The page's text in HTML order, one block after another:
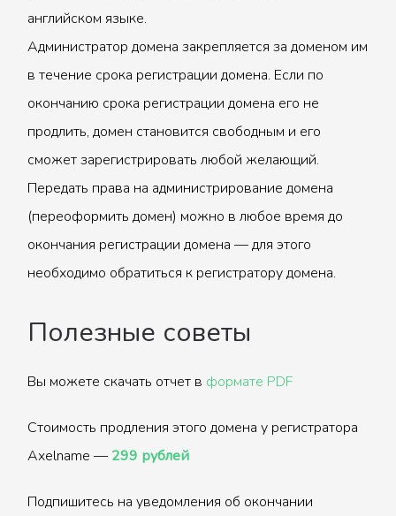
английском языке.
Администратор домена закрепляется за доменом им
в течение срока регистрации домена. Если по
окончанию срока регистрации домена его не
продлить, домен становится свободным и его
сможет зарегистрировать любой желающий.
Передать права на администрирование домена
(переоформить домен) можно в любое время до
окончания регистрации домена — для этого
необходимо обратиться к регистратору домена.
Полезные советы
Вы можете скачать отчет в формате PDF
Стоимость продления этого домена у регистратора
Axelname — 299 рублей
Подпишитесь на уведомления об окончании